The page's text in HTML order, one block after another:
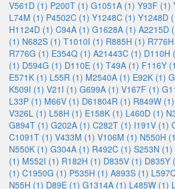
V561D (1) P200T (1) G1051A (1) Y93F (1)
L74M (1) P4502C (1) Y1248C (1) Y1248D
H1124D (1) C94A (1) G1628A (1) A2215D
(1) N682S (1) T1010I (1) R885H (1)
R776G (1) E354Q (1) A21443C (1) D110H
(1) D594G (1) D110E (1) T49A (1) F116Y
E571K (1) L55R (1) M2540A (1) E92K (1)
K509I (1) V21I (1) G699A (1) V167F (1)
L33P (1) M66V (1) D61804R (1) R849W (1)
V326L (1) L58H (1) E158K (1) L460D (1)
G894T (1) G202A (1) C282T (1) I191V (1)
C1091T (1) V433M (1) V106M (1) N550H
N550K (1) G304A (1) R492C (1) S253N (1)
(1) M552I (1) R182H (1) D835V (1) D835Y
(1) C1950G (1) P535H (1) A893S (1)
N55H (1) D89E (1) G1314A (1) L485W (1)